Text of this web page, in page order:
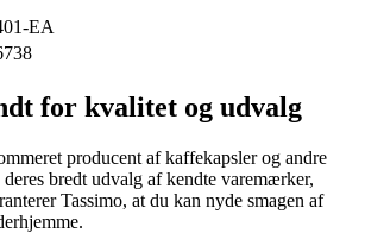
EA
for kvalitet og udvalg
producent af kaffekapsler og andre
bredt udvalg af kendte varemærker,
Tassimo, at du kan nyde smagen af